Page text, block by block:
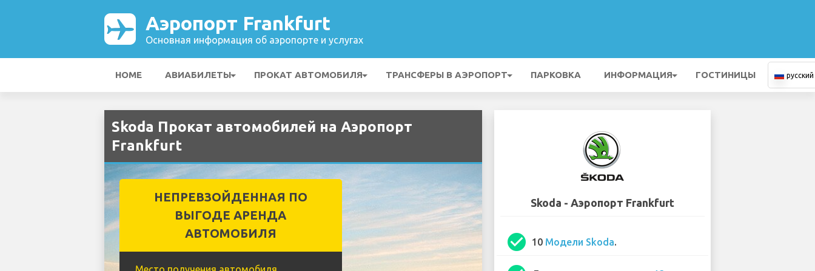
Аэропорт Frankfurt
Основная информация об аэропорте и услугах
HOME АВИАБИЛЕТЫ ПРОКАТ АВТОМОБИЛЯ ТРАНСФЕРЫ В АЭРОПОРТ ПАРКОВКА ИНФОРМАЦИЯ ГОСТИНИЦЫ русский
Skoda Прокат автомобилей на Аэропорт
Frankfurt
НЕПРЕВЗОЙДЕННАЯ ПО
ВЫГОДЕ АРЕНДА
АВТОМОБИЛЯ
Skoda - Аэропорт Frankfurt
check_circle 10 Модели Skoda.